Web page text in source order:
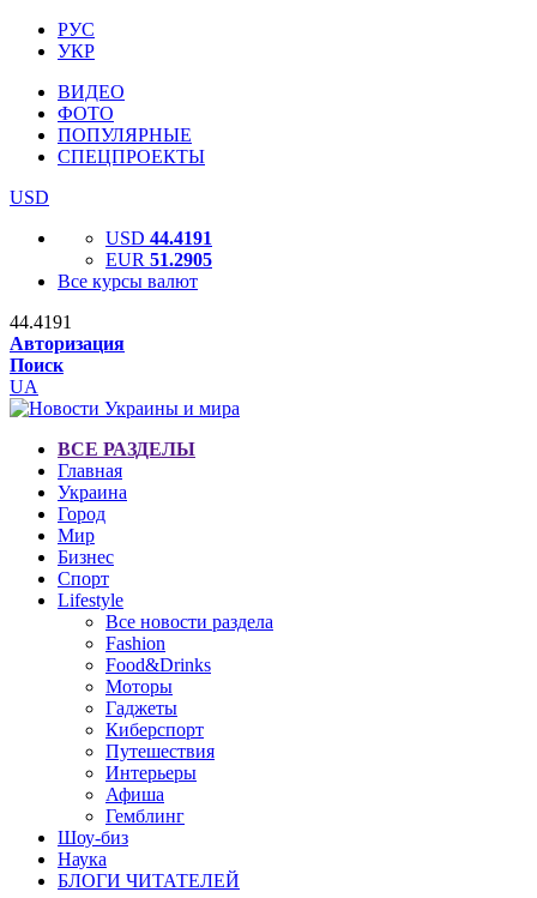
РУС
УКР
ВИДЕО
ФОТО
ПОПУЛЯРНЫЕ
СПЕЦПРОЕКТЫ
USD
USD 44.4191
EUR 51.2905
Все курсы валют
44.4191
Авторизация
Поиск
UA
ВСЕ РАЗДЕЛЫ
Главная
Украина
Город
Мир
Бизнес
Спорт
Lifestyle
Все новости раздела
Fashion
Food&Drinks
Моторы
Гаджеты
Киберспорт
Путешествия
Интерьеры
Афиша
Гемблинг
Шоу-биз
Наука
БЛОГИ ЧИТАТЕЛЕЙ